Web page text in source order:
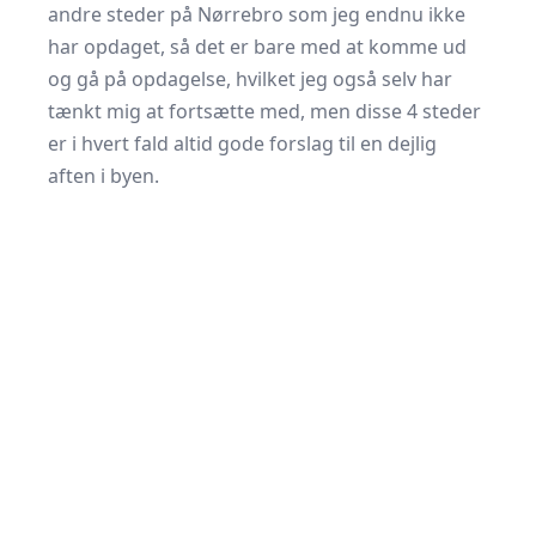
andre steder på Nørrebro som jeg endnu ikke
har opdaget, så det er bare med at komme ud
og gå på opdagelse, hvilket jeg også selv har
tænkt mig at fortsætte med, men disse 4 steder
er i hvert fald altid gode forslag til en dejlig
aften i byen.